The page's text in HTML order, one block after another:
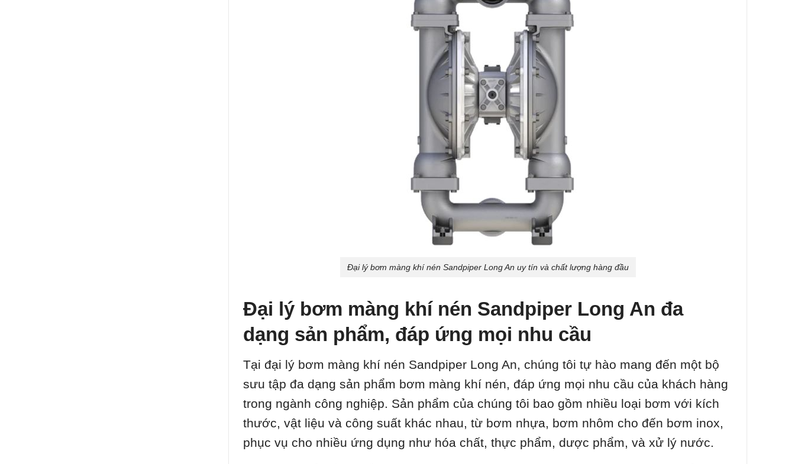
Đại lý bơm màng khí nén Sandpiper Long An uy tín và chất lượng hàng đầu
Đại lý bơm màng khí nén Sandpiper Long An đa
dạng sản phẩm, đáp ứng mọi nhu cầu
Tại đại lý bơm màng khí nén Sandpiper Long An, chúng tôi tự hào mang đến một bộ
sưu tập đa dạng sản phẩm bơm màng khí nén, đáp ứng mọi nhu cầu của khách hàng
trong ngành công nghiệp. Sản phẩm của chúng tôi bao gồm nhiều loại bơm với kích
thước, vật liệu và công suất khác nhau, từ bơm nhựa, bơm nhôm cho đến bơm inox,
phục vụ cho nhiều ứng dụng như hóa chất, thực phẩm, dược phẩm, và xử lý nước.